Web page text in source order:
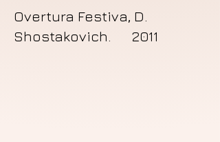
Overtura Festiva, D.
Shostakovich. 2011